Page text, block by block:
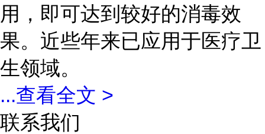
用，即可达到较好的消毒效
果。近些年来已应用于医疗卫
生领域。
...查看全文 >
联系我们